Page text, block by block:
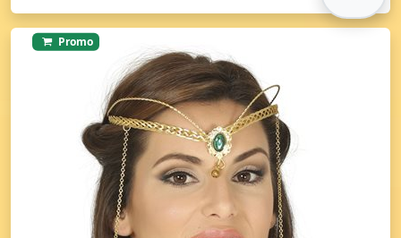
Promo